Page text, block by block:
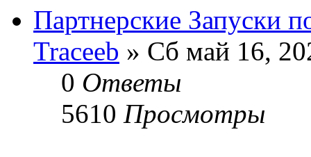
Партнерские Запуски
Traceeb » Сб май 16,
0 Ответы
5610 Просмотры